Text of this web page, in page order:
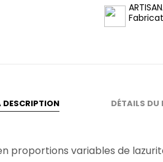
DESCRIPTION DÉTAILS DU
proportions variables de